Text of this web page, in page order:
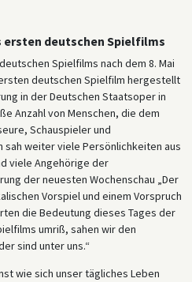
ersten deutschen Spielfilms
Spielfilms nach dem 8. Mai
deutschen Spielfilm hergestellt
in der Deutschen Staatsoper in
Anzahl von Menschen, die dem
Schauspieler und
sah weiter viele Persönlichkeiten aus
viele Angehörige der
der neuesten Wochenschau „Der
Vorspiel und einem Vorspruch
die Bedeutung dieses Tages der
umriß, sahen wir den
sind unter uns.“
wie sich unser tägliches Leben